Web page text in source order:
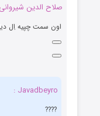
صلاح الدین
اون سمت چپیه اِل
Javadbeyro :
????